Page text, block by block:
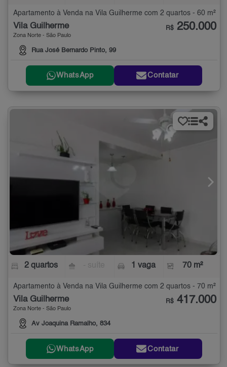
Apartamento à Venda na Vila Guilherme com 2 quartos - 60 m²
Vila Guilherme
Zona Norte - São Paulo
Rua José Bernardo Pinto, 99
R$ 250.000
WhatsApp Contatar
2 quartos 1 vaga 70 m²
Apartamento à Venda na Vila Guilherme com 2 quartos - 70 m²
Vila Guilherme
Zona Norte - São Paulo
Av Joaquina Ramalho, 834
R$ 417.000
WhatsApp Contatar